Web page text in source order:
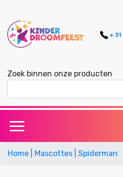
+
Zoek binnen onze producten
Home | Mascottes | Spiderman